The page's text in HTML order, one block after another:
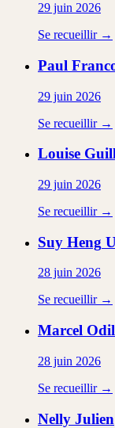
29 juin 2026
Se recueillir →
Paul
29 juin 2026
Se recueillir →
Louise
29 juin 2026
Se recueillir →
Suy Heng
28 juin 2026
Se recueillir →
Marcel
28 juin 2026
Se recueillir →
Nelly Julien